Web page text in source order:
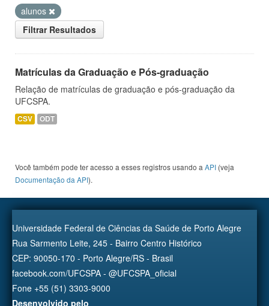
alunos
Filtrar Resultados
Matrículas da Graduação e Pós-graduação
Relação de matrículas de graduação e pós-graduação da
UFCSPA.
CSV ODT
Você também pode ter acesso a esses registros usando a API (veja
Documentação da API).
Universidade Federal de Ciências da Saúde de Porto Alegre
Rua Sarmento Leite, 245 - Bairro Centro Histórico
CEP: 90050-170 - Porto Alegre/RS - Brasil
facebook.com/UFCSPA - @UFCSPA_oficial
Fone +55 (51) 3303-9000
Desenvolvido pelo